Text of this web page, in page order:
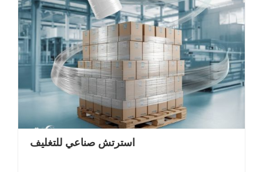
استرتش صناعي للتغليف